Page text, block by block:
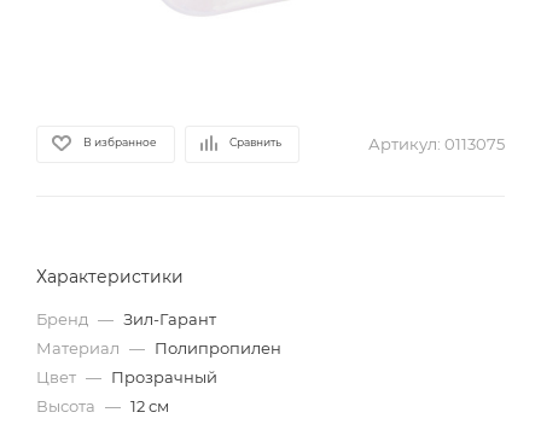
В избранное Сравнить Артикул: 0113075
Характеристики
Бренд — Зил-Гарант
Материал — Полипропилен
Цвет — Прозрачный
Высота — 12 см